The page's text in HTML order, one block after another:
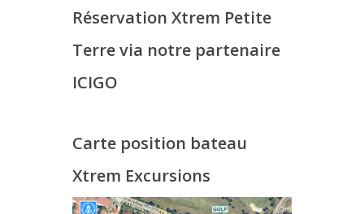
Réservation Xtrem Petite
Terre via notre partenaire
ICIGO
Carte position bateau
Xtrem Excursions